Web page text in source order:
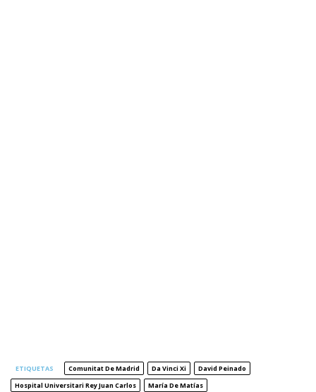
ETIQUETAS Comunitat De Madrid Da Vinci Xi
David Peinado
Hospital Universitari Rey Juan Carlos
María De Matías